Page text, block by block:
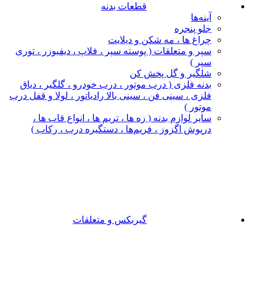
قطعات بدنه
آینه‌ها
جلو پنجره
چراغ‌ ها ، مه‌ شکن و دیلایت
سپر و متعلقات ( پوسته سپر ، فلاپ ، دیفیوزر ، توری
سپر )
شلگیر و گل‌ پخش‌ کن
بدنه فلزی ( درب موتور ، درب خودرو ، گلگیر ، دیاق
فلزی ، سینی فن ، سینی بالا رادیاتور ، لولا و قفل درب
موتور )
سایر لوازم بدنه ( زه ها ، تریم ها ، انواع قاب ها ،
درپوش اگزوز ، فریم‌ها ، دستگیره درب ، رکاب )
گیربکس و متعلقات